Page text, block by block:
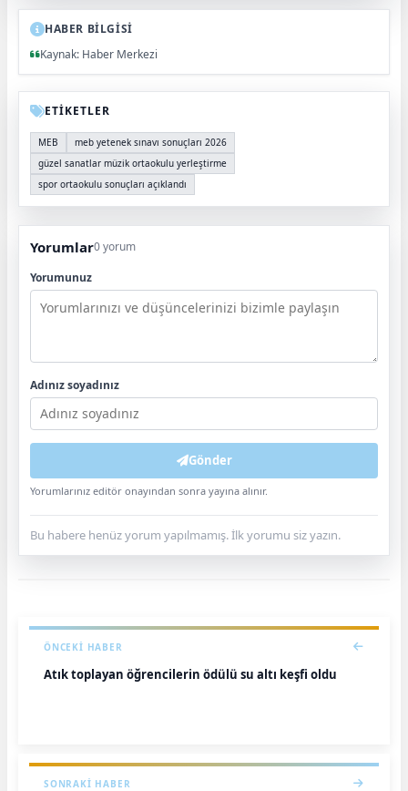
HABER BİLGİSİ
Kaynak: Haber Merkezi
ETİKETLER
MEB
meb yetenek sınavı sonuçları 2026
güzel sanatlar müzik ortaokulu yerleştirme
spor ortaokulu sonuçları açıklandı
Yorumlar0 yorum
Yorumunuz
Adınız soyadınız
Gönder
Yorumlarınız editör onayından sonra yayına alınır.
Bu habere henüz yorum yapılmamış. İlk yorumu siz yazın.
ÖNCEKI HABER
Atık toplayan öğrencilerin ödülü su altı keşfi oldu
SONRAKI HABER